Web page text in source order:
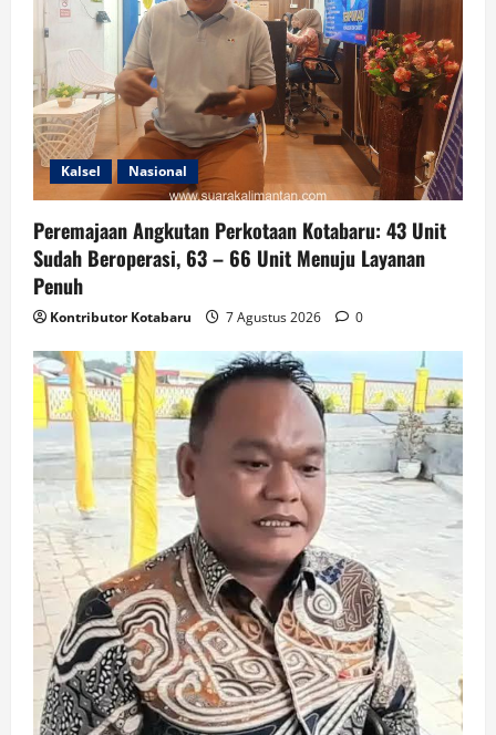
Kalsel Nasional
Peremajaan Angkutan Perkotaan Kotabaru: 43 Unit
Sudah Beroperasi, 63 – 66 Unit Menuju Layanan
Penuh
Kontributor Kotabaru 7 Agustus 2026 0